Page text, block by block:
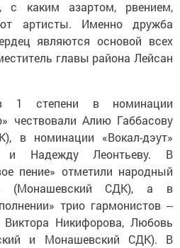
с каким азартом, рвением,
артисты. Именно дружба
являются основой всех
главы района Лейсан
1 степени в номинации
чествовали Алию Габбасову
в номинации «Вокал-дэут»
и Надежду Леонтьеву. В
пение» отметили народный
(Монашевский СДК), а в
трио гармонистов ‒
Виктора Никифорова, Любовь
и Монашевский СДК). В